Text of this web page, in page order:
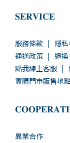
𝐒𝐄𝐑𝐕𝐈𝐂𝐄
服務條款 | 隱
運送政策 | 退
點我線上客服 |
實體門市販售地
異業合作